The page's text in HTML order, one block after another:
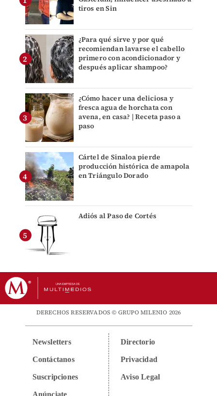
tiros en Sin
¿Para qué sirve y por qué
recomiendan lavarse el cabello
primero con acondicionador y
después aplicar shampoo?
¿Cómo hacer una deliciosa y
fresca agua de horchata con
avena, en casa? | Receta paso a
paso
Cártel de Sinaloa pierde
producción histórica de amapola
en Triángulo Dorado
Adiós al Paso de Cortés
DERECHOS RESERVADOS © GRUPO MILENIO 2026
Newsletters
Contáctanos
Suscripciones
Anúnciate
Directorio
Privacidad
Aviso Legal